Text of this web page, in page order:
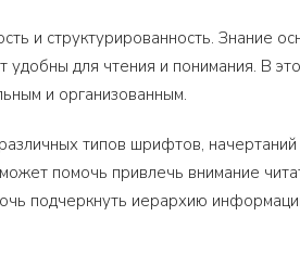
и структурированность. Знание
для чтения и понимания. В
и организованным.
типов шрифтов,
помочь привлечь внимание
подчеркнуть иерархию